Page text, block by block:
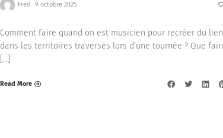
Fred 9 octobre 2025
Comment faire quand on est musicien pour recréer du lien
dans les territoires traversés lors d’une tournée ? Que
[…]
Read More